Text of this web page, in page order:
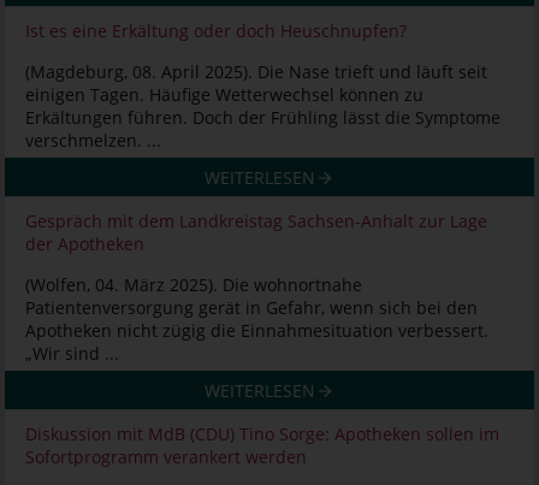
Ist es eine Erkältung oder doch Heuschnupfen?
(Magdeburg, 08. April 2025). Die Nase trieft und läuft seit
einigen Tagen. Häufige Wetterwechsel können zu
Erkältungen führen. Doch der Frühling lässt die Symptome
verschmelzen. ...
WEITERLESEN
Gespräch mit dem Landkreistag Sachsen-Anhalt zur Lage
der Apotheken
(Wolfen, 04. März 2025). Die wohnortnahe
Patientenversorgung gerät in Gefahr, wenn sich bei den
Apotheken nicht zügig die Einnahmesituation verbessert.
„Wir sind ...
WEITERLESEN
Diskussion mit MdB (CDU) Tino Sorge: Apotheken sollen im
Sofortprogramm verankert werden